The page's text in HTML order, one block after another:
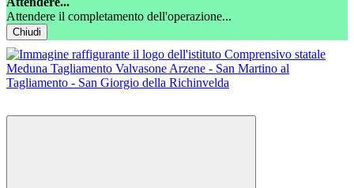
Attendere il completamento dell'operazione...
Chiudi